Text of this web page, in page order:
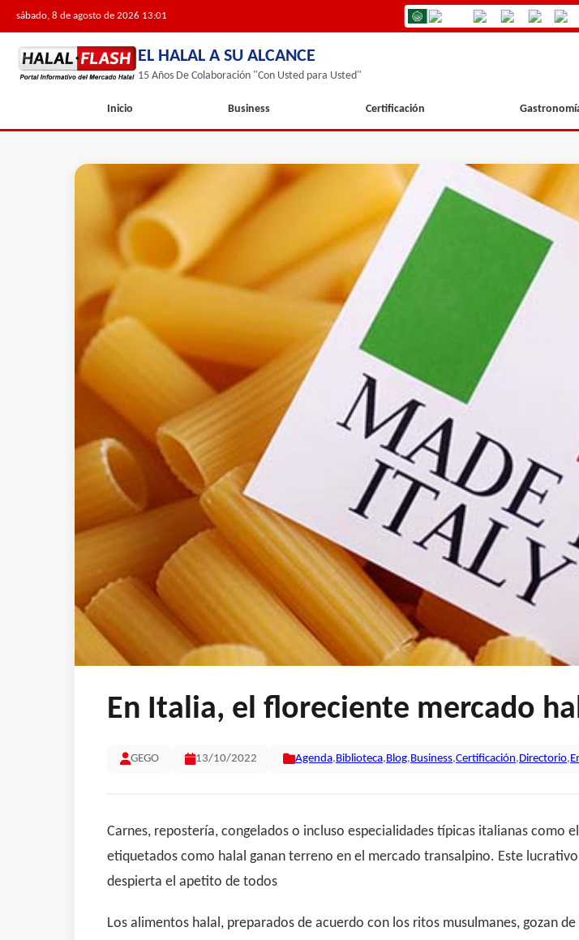
sábado, 8 de agosto de 2026 13:01
EL HALAL A SU ALCANCE
15 Años De Colaboración "Con Usted para Usted"
Inicio Business Certificación
En Italia, el floreciente mercado
GEGO 13/10/2022 Agenda,Biblioteca,Blog,Business,Certificación,Directorio,
Carnes, repostería, congelados o incluso especialidades típicas italianas como
etiquetados como halal ganan terreno en el mercado transalpino. Este
despierta el apetito de todos
Los alimentos halal, preparados de acuerdo con los ritos musulmanes, gozan